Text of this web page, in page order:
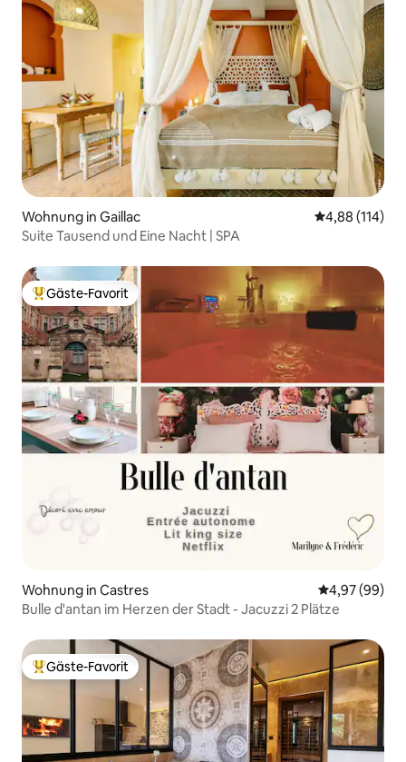
Wohnung in Gaillac
4,88 (114)
Suite Tausend und Eine Nacht | SPA
Beliebter Gäste-Favorit.
Gäste-Favorit
Wohnung in Castres
4,97 (99)
Bulle d'antan im Herzen der Stadt - Jacuzzi 2 Plätze
Beliebter Gäste-Favorit.
Gäste-Favorit